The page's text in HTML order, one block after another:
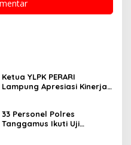
Ketua YLPK PERARI
Lampung Apresiasi Kinerja
Putra Masuk Tahap
Perkembangan
33 Personel Polres
Tanggamus Ikuti Uji